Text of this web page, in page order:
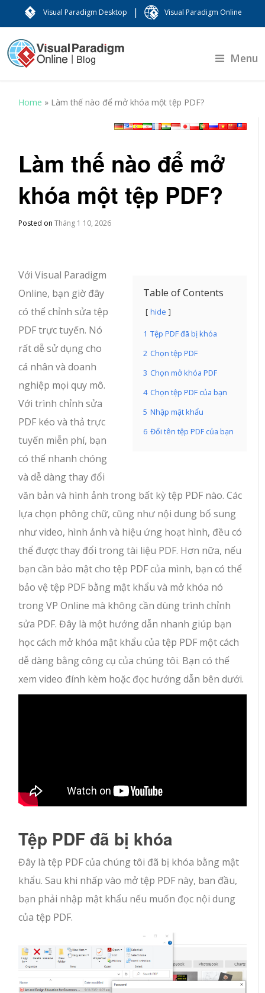
Visual Paradigm Desktop | Visual Paradigm Online
Menu
Home » Làm thế nào để mở khóa một tệp PDF?
Làm thế nào để mở
khóa một tệp PDF?
Posted onTháng 1 10, 2026
Table of Contents
hide
1 Tệp PDF đã bị khóa
2 Chọn tệp PDF
3 Chọn mở khóa PDF
4 Chọn tệp PDF của bạn
5 Nhập mật khẩu
6 Đổi tên tệp PDF của bạn
Với Visual Paradigm
Online, bạn giờ đây
có thể chỉnh sửa tệp
PDF trực tuyến. Nó
rất dễ sử dụng cho
cá nhân và doanh
nghiệp mọi quy mô.
Với trình chỉnh sửa
PDF kéo và thả trực
tuyến miễn phí, bạn
có thể nhanh chóng
và dễ dàng thay đổi
văn bản và hình ảnh trong bất kỳ tệp PDF nào. Các
lựa chọn phông chữ, cũng như nội dung bổ sung
như video, hình ảnh và hiệu ứng hoạt hình, đều có
thể được thay đổi trong tài liệu PDF. Hơn nữa, nếu
bạn cần bảo mật cho tệp PDF của mình, bạn có thể
bảo vệ tệp PDF bằng mật khẩu và mở khóa nó
trong VP Online mà không cần dùng trình chỉnh
sửa PDF. Đây là một hướng dẫn nhanh giúp bạn
học cách mở khóa mật khẩu của tệp PDF một cách
dễ dàng bằng công cụ của chúng tôi. Bạn có thể
xem video đính kèm hoặc đọc hướng dẫn bên dưới.
Tệp PDF đã bị khóa
Đây là tệp PDF của chúng tôi đã bị khóa bằng mật
khẩu. Sau khi nhấp vào mở tệp PDF này, ban đầu,
bạn phải nhập mật khẩu nếu muốn đọc nội dung
của tệp PDF.